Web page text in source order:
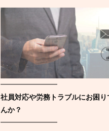
━━━━━━━━
社員対応や労務トラブルにお困
んか？
━━━━━━━━